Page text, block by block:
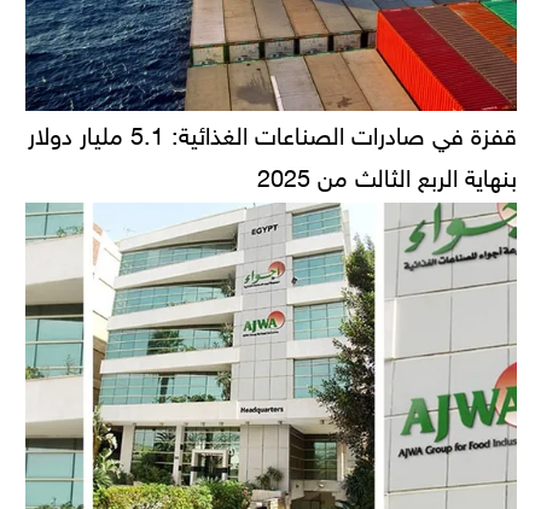
قفزة في صادرات الصناعات الغذائية: 5.1 مليار دولار
بنهاية الربع الثالث من 2025